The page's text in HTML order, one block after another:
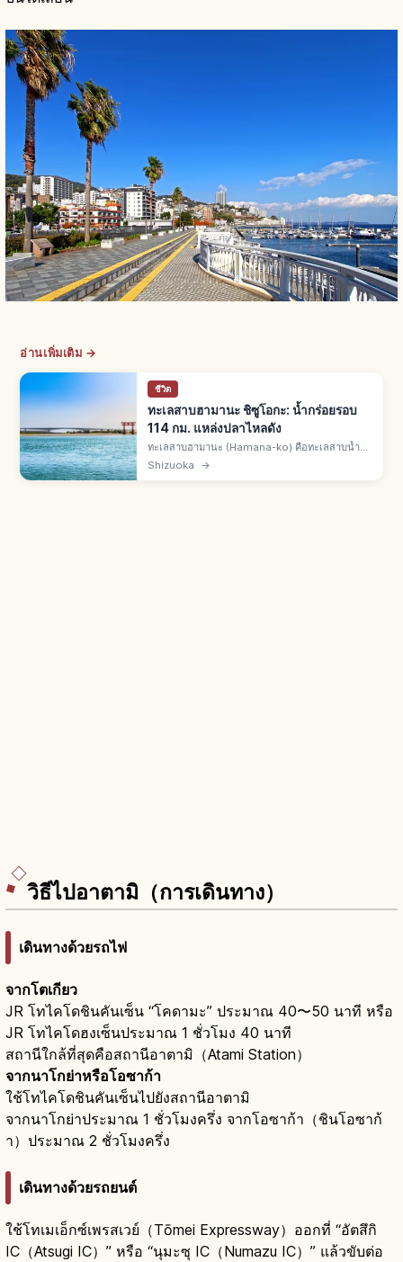
อ่านเพิ่มเติม →
ชีวิต
ทะเลสาบฮามานะ ชิซูโอกะ: น้ำกร่อยรอบ
114 กม. แหล่งปลาไหลดัง
ทะเลสาบฮามานะ (Hamana-ko) คือทะเลสาบน้ำ
กร่อยตะวันตกของ จ.ชิซึโอกะ คร่อมเมืองฮามามัตสึ
Shizuoka →
วิธีไปอาตามิ（การเดินทาง）
เดินทางด้วยรถไฟ
จากโตเกียว
JR โทไคโดชินคันเซ็น “โคดามะ” ประมาณ 40〜50 นาที หรือ
JR โทไคโดฮงเซ็นประมาณ 1 ชั่วโมง 40 นาที
สถานีใกล้ที่สุดคือสถานีอาตามิ（Atami Station）
จากนาโกย่าหรือโอซาก้า
ใช้โทไคโดชินคันเซ็นไปยังสถานีอาตามิ
จากนาโกย่าประมาณ 1 ชั่วโมงครึ่ง จากโอซาก้า（ชินโอซาก้
า）ประมาณ 2 ชั่วโมงครึ่ง
เดินทางด้วยรถยนต์
ใช้โทเมเอ็กซ์เพรสเวย์（Tōmei Expressway）ออกที่ “อัตสึกิ
IC（Atsugi IC）” หรือ “นุมะซุ IC（Numazu IC）” แล้วขับต่อ